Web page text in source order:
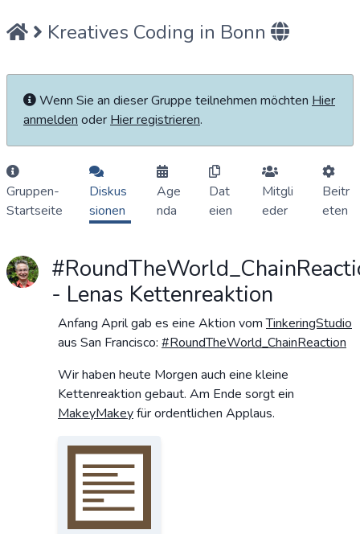
Kreatives Coding in Bonn
Wenn Sie an dieser Gruppe teilnehmen möchten Hier
anmelden oder Hier registrieren.
Gruppen-
Startseite
Diskus
sionen
Age
nda
Dat
eien
Mitgli
eder
Beitr
eten
- Lenas Kettenreaktion
Anfang April gab es eine Aktion vomTinkeringStudio
aus San Francisco: #RoundTheWorld_ChainReaction
Wir haben heute Morgen auch eine kleine
Kettenreaktion gebaut. Am Ende sorgt ein
MakeyMakeyfür ordentlichen Applaus.